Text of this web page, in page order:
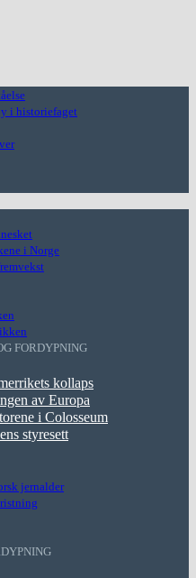
i historiefaget
i Norge
FORDYPNING
kollaps
av Europa
i Colosseum
styresett
jernalder